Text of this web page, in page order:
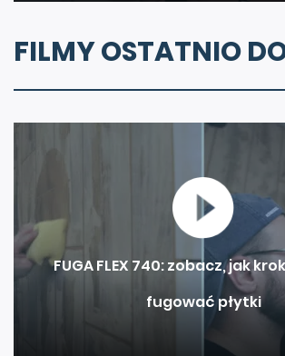
FILMY OSTATNIO
FUGA FLEX 740: zobacz, jak
fugować płytki